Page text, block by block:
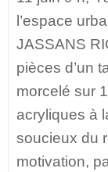
l’espace
JASSANS
pièces d’un
morcelé sur
acryliques à
soucieux du
motivation,